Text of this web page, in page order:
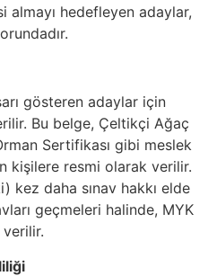
almayı hedefleyen adaylar,
gösteren adaylar için
Bu belge, Çeltikçi Ağaç
Sertifikası gibi meslek
kişilere resmi olarak verilir.
kez daha sınav hakkı elde
geçmeleri halinde, MYK